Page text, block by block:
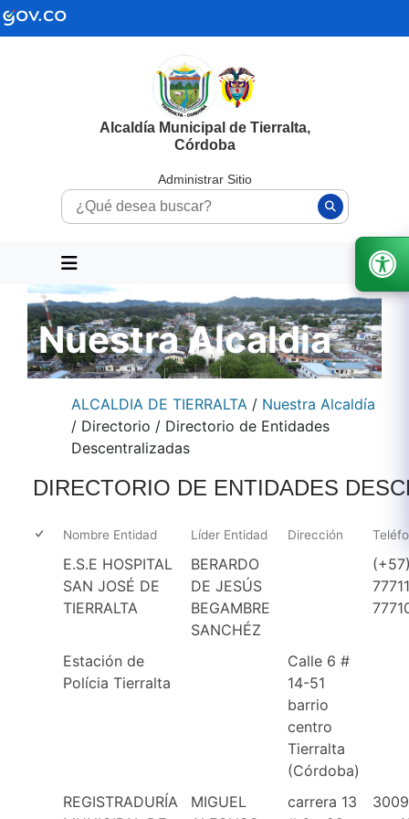
Alcaldía Municipal de Tierralta,
Córdoba
Administrar Sitio
Nuestra Alcaldia
ALCALDIA DE TIERRALTA / Nuestra Alcaldía
/ Directorio / Directorio de Entidades
Descentralizadas
DIRECTORIO DE ENTIDADES
Nombre Entidad Líder Entidad Dirección
E.S.E HOSPITAL
SAN JOSÉ DE
TIERRALTA
BERARDO
DE JESÚS
BEGAMBRE
SANCHÉZ
Estación de
Polícia Tierralta
Calle 6 #
14-51
barrio
centro
Tierralta
(Córdoba)
REGISTRADURÍA
MIGUEL
carrera 13